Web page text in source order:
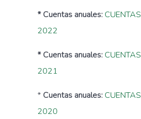
* Cuentas anuales:
2022
* Cuentas anuales:
2021
* Cuentas anuales:
2020